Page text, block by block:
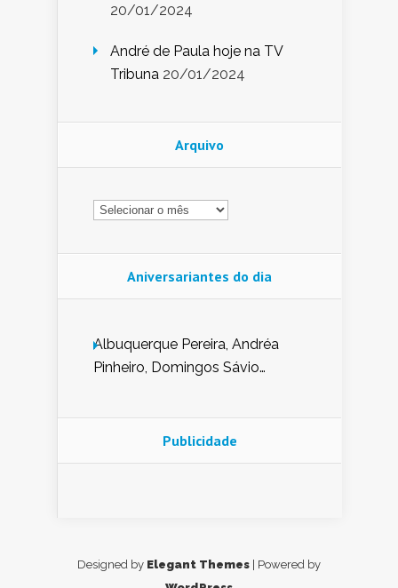
20/01/2024
André de Paula hoje na TV
Tribuna 20/01/2024
Arquivo
Arquivo
Aniversariantes do dia
Albuquerque Pereira, Andréa
Pinheiro, Domingos Sávio
Nunes de Sena, Fátima Peixoto,
Glória Pereira, Kátia Mesel,
Publicidade
Designed by Elegant Themes | Powered by